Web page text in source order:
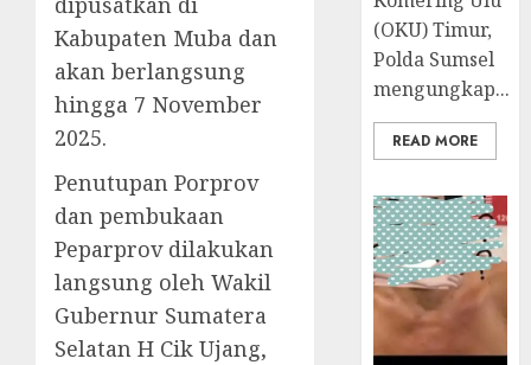
Kabupaten Muba dan
akan berlangsung
hingga 7 November
2025.
Penutupan Porprov
dan pembukaan
Peparprov dilakukan
langsung oleh Wakil
Gubernur Sumatera
Selatan H Cik Ujang,
(OKU) Timur,
Polda Sumsel
mengungkap...
READ MORE